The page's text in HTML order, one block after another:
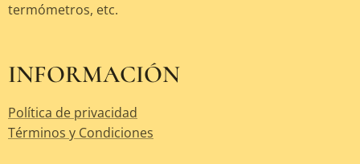
termómetros, etc.
INFORMACIÓN
Política de privacidad
Términos y Condiciones